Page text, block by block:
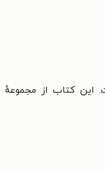
کتاب از مجموعهٔ